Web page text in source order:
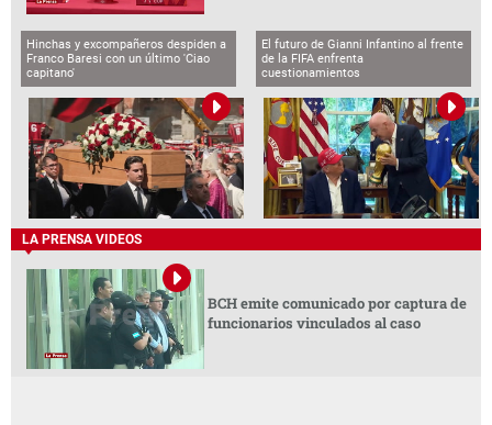
Hinchas y excompañeros despiden a
Franco Baresi con un último 'Ciao
capitano'
El futuro de Gianni Infantino al frente
de la FIFA enfrenta
cuestionamientos
LA PRENSA VIDEOS
BCH emite comunicado por captura de
funcionarios vinculados al caso